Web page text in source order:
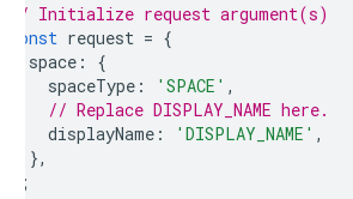
// Initialize request argument(s)
const request = {
space :
{
spaceType : 'SPACE' ,
// Replace DISPLAY_NAME here.
displayName : 'DISPLAY_NAME' ,
},
};